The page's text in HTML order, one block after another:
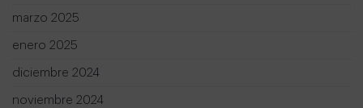
marzo 2025
enero 2025
diciembre 2024
noviembre 2024